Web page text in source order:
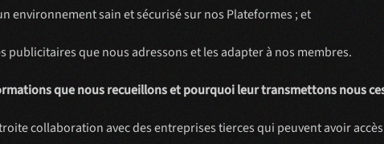
environnement sain et sécurisé sur nos Plateformes ; et
publicitaires que nous adressons et les adapter à nos membres.
que nous recueillons et pourquoi leur transmettons nous
collaboration avec des entreprises tierces qui peuvent avoir